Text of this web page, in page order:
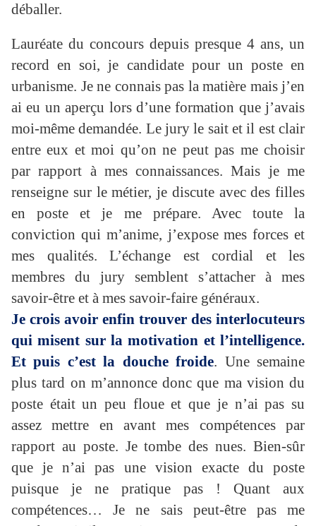
déballer.
Lauréate du concours depuis presque 4 ans, un
record en soi, je candidate pour un poste en
urbanisme. Je ne connais pas la matière mais j’en
ai eu un aperçu lors d’une formation que j’avais
moi-même demandée. Le jury le sait et il est clair
entre eux et moi qu’on ne peut pas me choisir
par rapport à mes connaissances. Mais je me
renseigne sur le métier, je discute avec des filles
en poste et je me prépare. Avec toute la
conviction qui m’anime, j’expose mes forces et
mes qualités. L’échange est cordial et les
membres du jury semblent s’attacher à mes
savoir-être et à mes savoir-faire généraux.
Je crois avoir enfin trouver des interlocuteurs
qui misent sur la motivation et l’intelligence.
Et puis c’est la douche froide. Une semaine
plus tard on m’annonce donc que ma vision du
poste était un peu floue et que je n’ai pas su
assez mettre en avant mes compétences par
rapport au poste. Je tombe des nues. Bien-sûr
que je n’ai pas une vision exacte du poste
puisque je ne pratique pas ! Quant aux
compétences… Je ne sais peut-être pas me